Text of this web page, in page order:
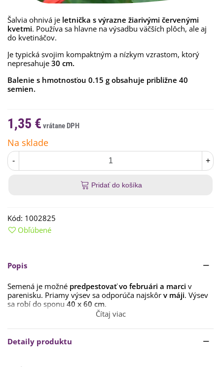
Šalvia ohnivá je letnička s výrazne žiarivými červenými
kvetmi. Používa sa hlavne na výsadbu väčších plôch, ale aj
do kvetináčov.
Je typická svojim kompaktným a nízkym vzrastom, ktorý
nepresahuje 30 cm.
Balenie s hmotnosťou 0.15 g obsahuje približne 40
semien.
1,35 €
Na sklade
- +
Pridať do košíka
Kód: 1002825
Obľúbené
Popis
Semená je možné predpestovať vo februári a marci v
parenisku. Priamy výsev sa odporúča najskôr v máji. Výsev
sa robí do sponu 40 x 60 cm.
Vzhľadom k tomu, že sa jedná o stredomorskú rastlinu,
vyhovuje jej najviacslnečné stanovisko, kde sa nezadržuje
voda. Sucho rastline neprekáža. Pôda by mala byť
hlinito-
piesčitá, priepustná, suchá a bohatá na živiny
Čítaj viac
Detaily produktu